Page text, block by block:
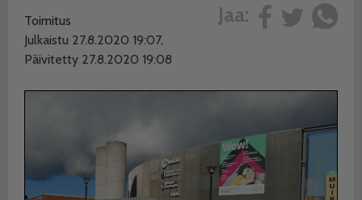
Jaa:
Toimitus
Julkaistu 27.8.2020 19:07,
Päivitetty 27.8.2020 19:08